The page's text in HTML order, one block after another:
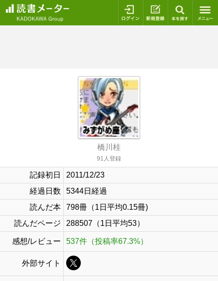
ログイン 新規登録
橋川桂
91人登録
記録初日
2011/12/23
経過日数
5344日経過
読んだ本
798冊（1日平均0.15冊)
読んだページ
288507（1日平均53）
感想/レビュー 537件（投稿率67.3%）
外部サイト